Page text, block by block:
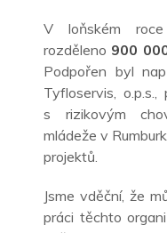
V loňském
rozděleno 900
Podpořen byl
Tyfloservis,
s rizikovým
mládeže v
projektů.
Jsme vděční, že
práci těchto